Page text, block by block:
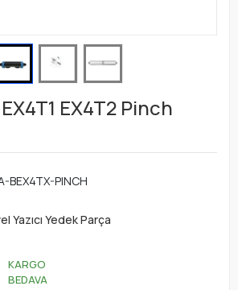
EX4T2 Pinch
BEX4TX-PINCH
Yazıcı Yedek Parça
KARGO
BEDAVA